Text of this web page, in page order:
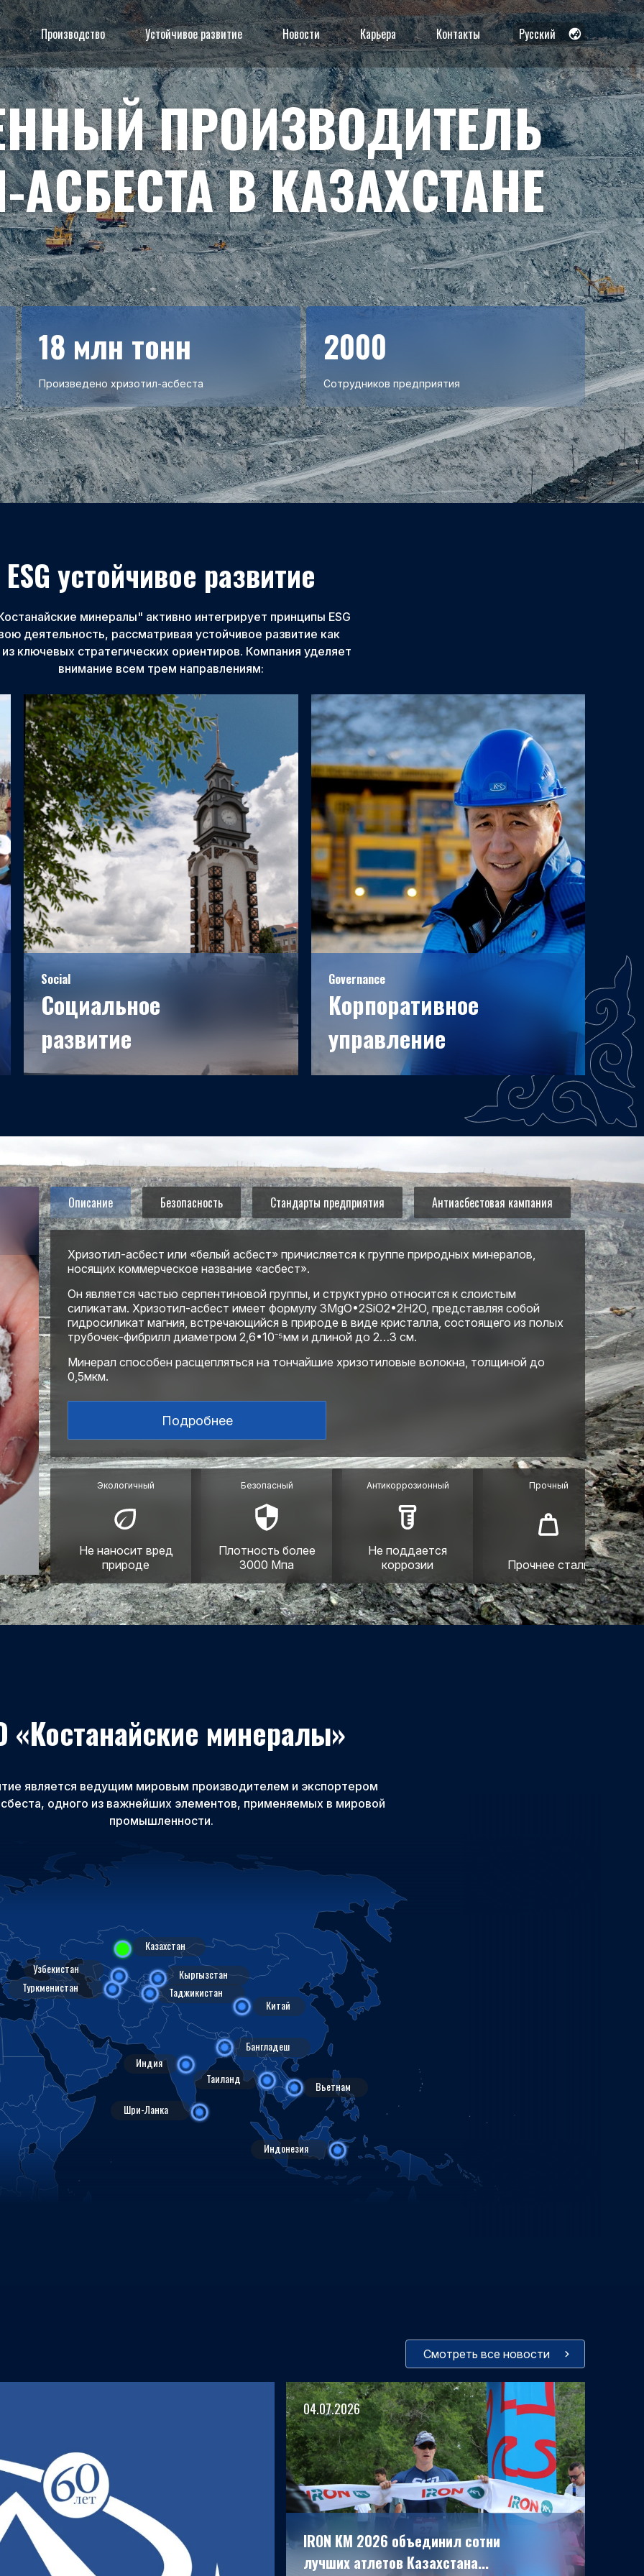
Производство Устойчивое развитие Новости Карьера Контакты
Русский
Русский
Қазақша
English
ПРОИЗВОДИТЕЛЬ
В КАЗАХСТАНЕ
18 млн тонн
Произведено хризотил-асбеста
2000
Сотрудников предприятия
ESG устойчивое развитие
минералы" активно интегрирует принципы ESG
деятельность, рассматривая устойчивое развитие как
ключевых стратегических ориентиров. Компания уделяет
внимание всем трем направлениям:
Social
Социальное
развитие
Governance
Корпоративное
управление
Корпоративная культура играет важную роль
в росте и развитии компании. Наши главные
ценности - Доверие, Инновационность,
Описание Безопасность Стандарты предприятия Антиасбестовая кампания
Хризотил-асбест или «белый асбест» причисляется к группе природных минералов,
носящих коммерческое название «асбест».
Он является частью серпентиновой группы, и структурно относится к слоистым
силикатам. Хризотил-асбест имеет формулу 3МgО•2SiO2•2H2O, представляя собой
гидросиликат магния, встречающийся в природе в виде кристалла, состоящего из полых
трубочек-фибрилл диаметром 2,6•10⁻⁵мм и длиной до 2…3 см.
Минерал способен расщепляться на тончайшие хризотиловые волокна, толщиной до
0,5мкм.
Подробнее
Экологичный
Не наносит вред
природе
Безопасный
Плотность более
3000 Мпа
Антикоррозионный
Не поддается
коррозии
Прочный
Прочнее стали
«Костанайские минералы»
является ведущим мировым производителем и экспортером
одного из важнейших элементов, применяемых в мировой
промышленности.
Казахстан
Узбекистан
Туркменистан
Индия
Бангладеш
Таиланд
Вьетнам
Индонезия
Шри-Ланка
Кыргызстан
Таджикистан
Китай
Смотреть все новости
04.07.2026
IRON KM 2026 объединил сотни
лучших атлетов Казахстана...